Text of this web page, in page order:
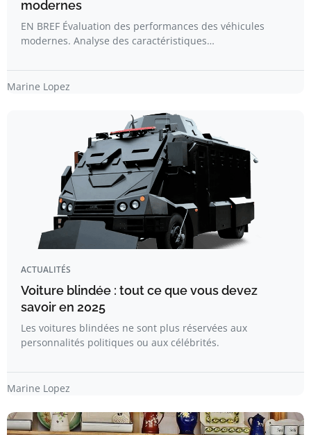
modernes
EN BREF Évaluation des performances des véhicules
modernes. Analyse des caractéristiques…
Marine Lopez
ACTUALITÉS
Voiture blindée : tout ce que vous devez
savoir en 2025
Les voitures blindées ne sont plus réservées aux
personnalités politiques ou aux célébrités.
Marine Lopez